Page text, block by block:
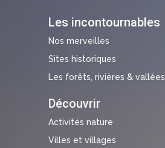
Les incontournables
Nos merveilles
Sites historiques
Les forêts, rivières & vallées
Découvrir
Activités nature
Villes et villages